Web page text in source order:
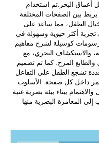
أعماق البحر.تم استخدام
بين الصفحات المختلفة
الطفل، مما ساعد على
تجربة أكثر حيوية وسهولة في
كوسيلة لشرح مفاهيم
والاستكشاف البحري، مع
والطابع المرح. كما تم تصميم
تشجع الطفل على التفاعل
داخل كل صفحة. الأسلوب
ببناء بيئة بصرية غنية
المغامرة البصرية منها